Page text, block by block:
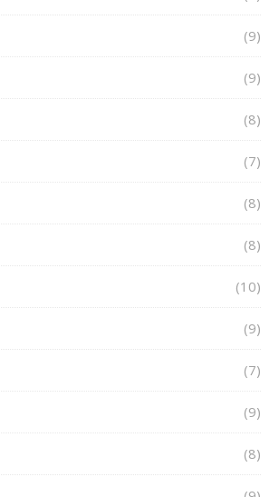
(9)
(9)
(8)
(7)
(8)
(8)
(10)
(9)
(7)
(9)
(8)